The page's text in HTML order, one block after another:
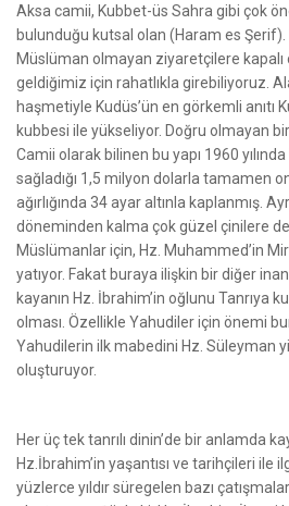
Aksa camii, Kubbet-üs Sahra gibi çok
bulunduğu kutsal olan (Haram es
Müslüman olmayan ziyaretçilere kapalı
geldiğimiz için rahatlıkla girebiliyoruz.
haşmetiyle Kudüs’ün en görkemli anıtı
kubbesi ile yükseliyor. Doğru olmayan
Camii olarak bilinen bu yapı 1960 yılında
sağladığı 1,5 milyon dolarla tamamen
ağırlığında 34 ayar altınla kaplanmış.
döneminden kalma çok güzel çinilere
Müslümanlar için, Hz. Muhammed’in
yatıyor. Fakat buraya ilişkin bir diğer
kayanın Hz. İbrahim’in oğlunu Tanrıya
olması. Özellikle Yahudiler için önemi
Yahudilerin ilk mabedini Hz. Süleyman
oluşturuyor.
Her üç tek tanrılı dinin’de bir anlamda
Hz.İbrahim’in yaşantısı ve tarihçileri ile
yüzlerce yıldır süregelen bazı